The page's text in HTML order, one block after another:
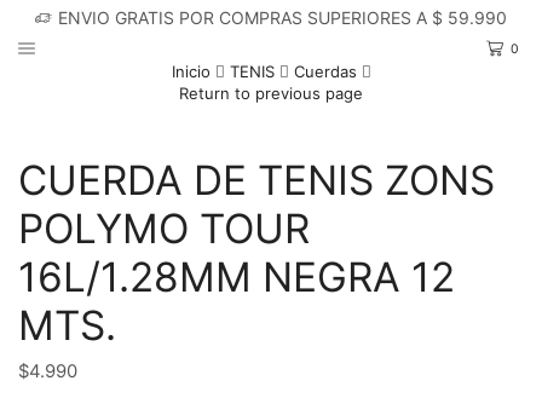
ENVIO GRATIS POR COMPRAS SUPERIORES A $ 59.990
0
Inicio TENIS
Cuerdas
Return to previous page
CUERDA DE TENIS ZONS
POLYMO TOUR
16L/1.28MM NEGRA 12
MTS.
$4.990